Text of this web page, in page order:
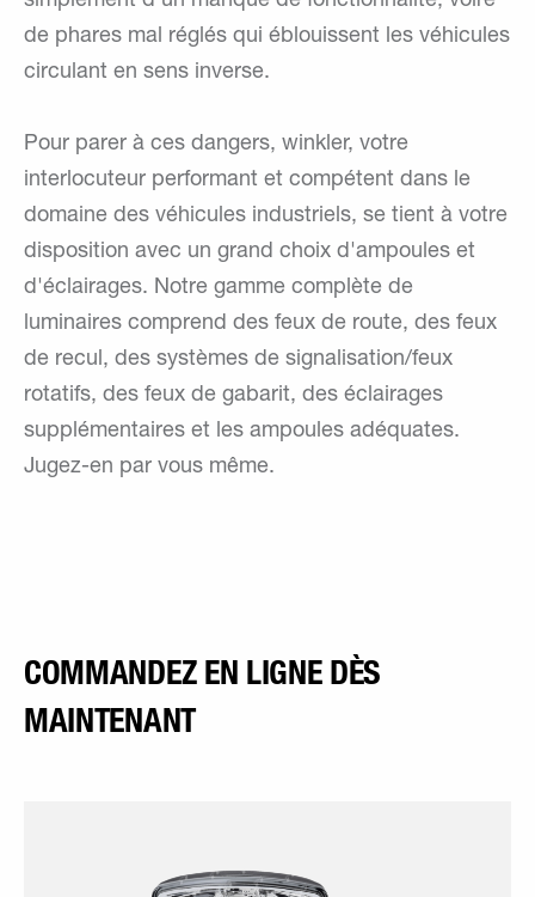
de phares mal réglés qui éblouissent les véhicules
circulant en sens inverse.
Pour parer à ces dangers, winkler, votre
interlocuteur performant et compétent dans le
domaine des véhicules industriels, se tient à votre
disposition avec un grand choix d'ampoules et
d'éclairages. Notre gamme complète de
luminaires comprend des feux de route, des feux
de recul, des systèmes de signalisation/feux
rotatifs, des feux de gabarit, des éclairages
supplémentaires et les ampoules adéquates.
Jugez-en par vous même.
COMMANDEZ EN LIGNE DÈS
MAINTENANT